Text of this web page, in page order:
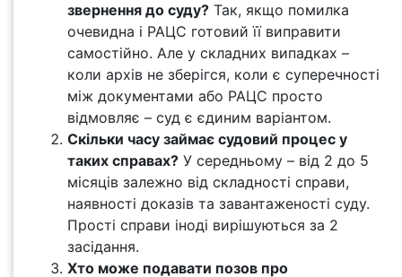
звернення до суду? Так, якщо помилка
очевидна і РАЦС готовий її виправити
самостійно. Але у складних випадках –
коли архів не зберігся, коли є суперечності
між документами або РАЦС просто
відмовляє – суд є єдиним варіантом.
Скільки часу займає судовий процес у
таких справах? У середньому – від 2 до 5
місяців залежно від складності справи,
наявності доказів та завантаженості суду.
Прості справи іноді вирішуються за 2
засідання.
Хто може подавати позов про